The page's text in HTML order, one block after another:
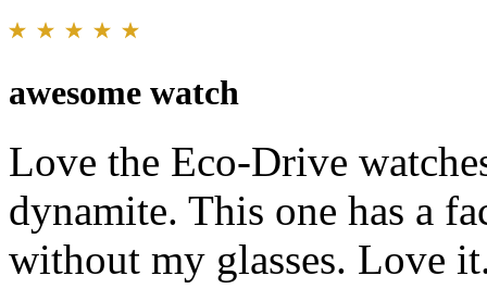
awesome watch
Love the Eco-Drive
dynamite. This one has a
without my glasses. Love